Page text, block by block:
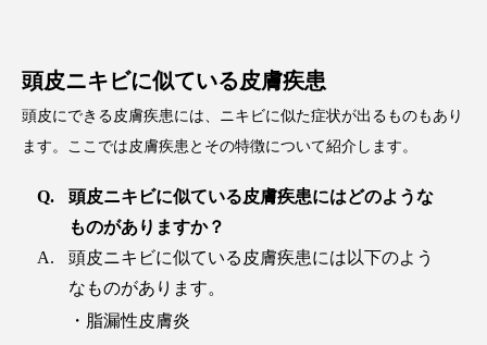
頭皮ニキビに似ている皮膚疾患
頭皮にできる皮膚疾患には、ニキビに似た症状が出るものもあり
ます。ここでは皮膚疾患とその特徴について紹介します。
頭皮ニキビに似ている皮膚疾患にはどのような
ものがありますか？
頭皮ニキビに似ている皮膚疾患には以下のよう
なものがあります。
・脂漏性皮膚炎